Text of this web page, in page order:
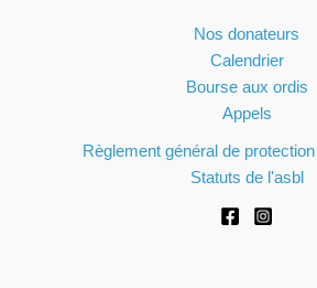
Nos donateurs
Calendrier
Bourse aux ordis
Appels
Règlement général de
Statuts de l'asbl